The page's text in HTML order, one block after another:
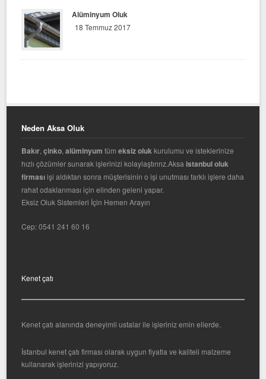
Alüminyum Oluk
18 Temmuz 2017
Neden Aksa Oluk
Bakır,çinko,alüminyum tümeksiz oluk kurulumu ve isteklerinize
hızlı çözümler sunarak işlerinizi kolaylaştırırız.Aksa istanbul oluk
firmasıişi aldıktan sonra müşterisinin o işi unutması farklı işlere daha
rahat odaklanması için elinden geleni yapar.
Eksiz Oluk Sistemleri İçin Hemen Arayın
Cep:0541 241 60 16
Kenet çatı
Kenet çatı alanında deneyimli ustalar ile işleriniz emin ellerde.
İstanbul kenet çatı firması olarak uygun fiyatla ve kaliteli malzeme
kullanarak işlerinizi yapıyoruz.